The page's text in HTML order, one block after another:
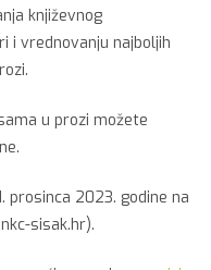
književnog
i vrednovanju najboljih
u prozi možete
prosinca 2023. godine na
sisak.hr).